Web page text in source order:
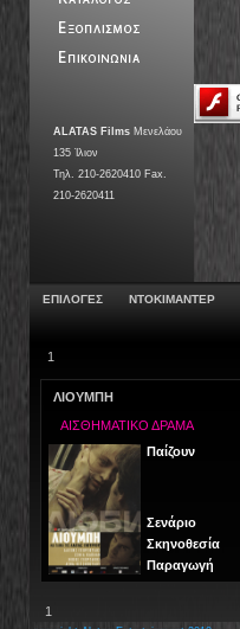
ALATAS FilmsΜενελάου
135 Ίλιον
Τηλ. 210-2620410 Fax.
210-2620411
ΕΠΙΛΟΓΕΣ ΝΤΟΚΙΜΑΝΤΕΡ
1
ΛΙΟΥΜΠΗ
ΑΙΣΘΗΜΑΤΙΚΟ ΔΡΑΜΑ
Παίζουν
Σενάριο
Σκηνοθεσία
Παραγωγή
1